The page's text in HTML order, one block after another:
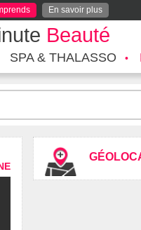
En savoir plus
Beauté
SPA & THALASSO